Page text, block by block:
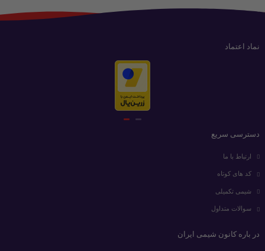
نماد اعتماد
دسترسی سریع
ارتباط با ما
کد های کوتاه
شیمی تکمیلی
سوالات متداول
در باره کانون شیمی ایران